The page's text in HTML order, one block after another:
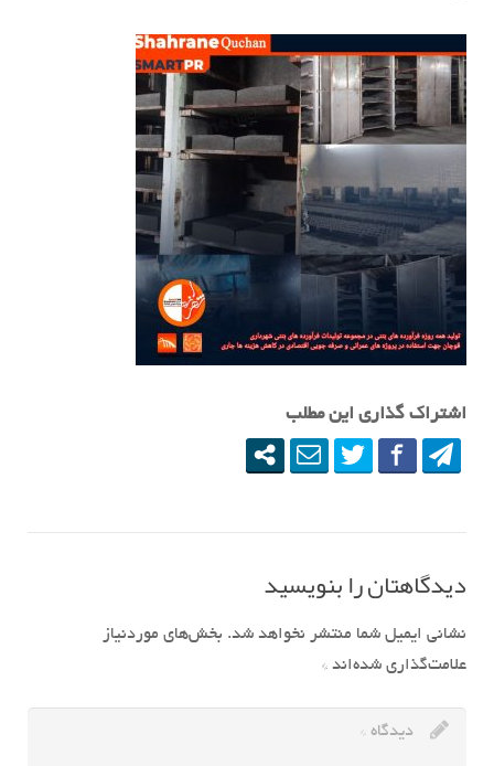
اشتراک گذاری این مطلب
دیدگاهتان را بنویسید
نشانی ایمیل شما منتشر نخواهد شد. بخش‌های موردنیاز
علامت‌گذاری شده‌اند *